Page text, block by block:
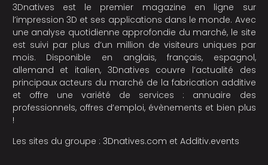
3Dnatives est le premier magazine en ligne sur
l’impression 3D et ses applications dans le monde. Avec
une analyse quotidienne approfondie du marché, le site
est suivi par plus d’un million de visiteurs uniques par
mois. Disponible en anglais, français, espagnol,
allemand et italien, 3Dnatives couvre l’actualité des
principaux acteurs du marché de la fabrication additive
et offre une variété de services : annuaire des
professionnels, offres d’emploi, évènements et bien plus
!
Les sites du groupe : 3Dnatives.com et Additiv.events